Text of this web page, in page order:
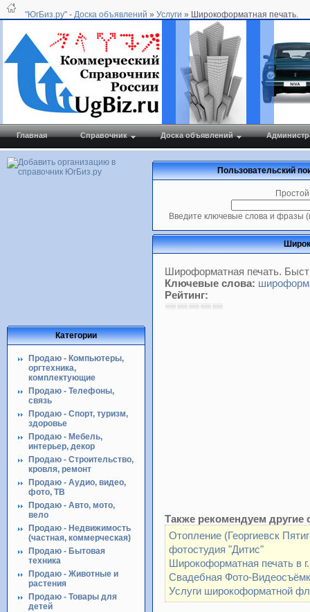
"ЮгБиз.ру" - Доска объявлений » Услуги » Широкоформатная печать.
Главная Справочник Доска объявлений
Пользовательский
Введите ключевые слова и фразы
Широформатная печать.
Ключевые слова:
Рейтинг:
Также рекомендуем другие
Отопление (Георгиевск
фотостудия "Дитис"
Широкоформатная печать в
Свадебная Фото-
Услуги широкоформатной
Категории
Продаю - Компьютеры,
оргтехника,
комплектующие
Продаю - Телефоны,
связь
Продаю - Спорт, туризм,
здоровье
Продаю - Мебель,
интерьер, декор
Продаю - Строительство,
кровля, ремонт
Продаю - Аудио, видео,
фото, ТВ
Продаю - Авто, мото,
вело
Продаю - Недвижимость
(частная, коммерческая)
Продаю - Бытовая
техника
Продаю - Животные и
растения
Продаю - Товары для
детей